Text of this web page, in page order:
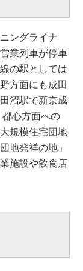
ングライナ
業列車が停車
の駅としては
方面にも成田
沼駅で新京成
心方面への
規模住宅団地
地発祥の地」
施設や飲食店